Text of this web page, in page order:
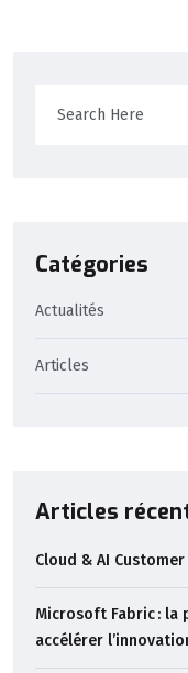
Catégories
Actualités
Articles
Articles
Cloud & AI
Microsoft Fabric : la
accélérer